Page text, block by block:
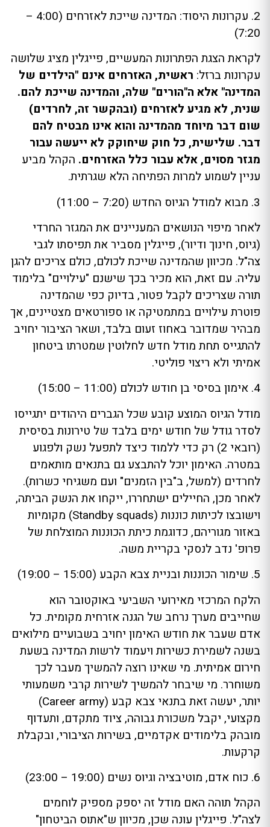
2. עקרונות היסוד: המדינה שייכת לאזרחים (4:00 –
7:20)
לקראת הצגת הפתרונות המעשיים, פייגלין מציג שלושה
עקרונות ברזל: ראשית, האזרחים אינם "הילדים של
המדינה" אלא ה"הורים" שלה, והמדינה שייכת להם.
שנית, לא מגיע לאזרחים (ובהקשר זה, לחרדים)
שום דבר מיוחד מהמדינה והוא אינו מבטיח להם
דבר. שלישית, כל חוק שיחוקק לא ייעשה עבור
מגזר מסוים, אלא עבור כלל האזרחים. הקהל מביע
עניין לשמוע למרות הפתיחה הלא שגרתית.
3. מבוא למודל הגיוס החדש (7:20 – 11:00)
לאחר מיפוי הנושאים המעניינים את המגזר החרדי
(גיוס, חינוך ודיור), פייגלין מסביר את תפיסתו לגבי
צה"ל. מכיוון שהמדינה שייכת לכולם, כולם צריכים להגן
עליה. עם זאת, הוא מכיר בכך שישנם "עילויים" בלימוד
תורה שצריכים לקבל פטור, בדיוק כפי שהמדינה
פוטרת עילויים במתמטיקה או ספורטאים מצטיינים, אך
מבהיר שמדובר באחוז זעום בלבד, ושאר הציבור יחויב
להתגייס תחת מודל חדש לחלוטין שמטרתו ביטחון
אמיתי ולא ריצוי פוליטי.
4. אימון בסיסי בן חודש לכולם (11:00 – 15:00)
מודל הגיוס המוצע קובע שכל הגברים היהודים יתגייסו
לסדר גודל של חודש ימים בלבד של טירונות בסיסית
(רובאי 2) רק כדי ללמוד כיצד לתפעל נשק ולפגוע
במטרה. האימון יוכל להתבצע גם בתנאים מותאמים
לחרדים (למשל, ב"בין הזמנים" ועם משגיחי כשרות).
לאחר מכן, החיילים ישתחררו, ייקחו את הנשק הביתה,
וישובצו לכיתות כוננות (Standby squads) מקומיות
באזור מגוריהם, כדוגמת כיתת הכוננות המוצלחת של
פרופ' נדב לנסקי בקריית משה.
5. שימור הכוננות ובניית צבא הקבע (15:00 – 19:00)
הלקח המרכזי מאירועי השביעי באוקטובר הוא
שחייבים מערך נרחב של הגנה אזרחית מקומית. כל
אדם שעבר את חודש האימון יחויב בשבועיים מילואים
בשנה לשמירת כשירות ויעמוד לרשות המדינה בשעת
חירום אמיתית. מי שאינו רוצה להמשיך מעבר לכך
משוחרר. מי שיבחר להמשיך לשירות קרבי משמעותי
יותר, יעשה זאת בתנאי צבא קבע (Career army)
מקצועי, יקבל משכורת גבוהה, ציוד מתקדם, ותעדוף
מובהק בלימודים אקדמיים, בשירות הציבורי, ובקבלת
קרקעות.
6. כוח אדם, מוטיבציה וגיוס נשים (19:00 – 23:00)
הקהל תוהה האם מודל זה יספק מספיק לוחמים
לצה"ל. פייגלין עונה שכן, מכיוון ש"אתוס הביטחון"